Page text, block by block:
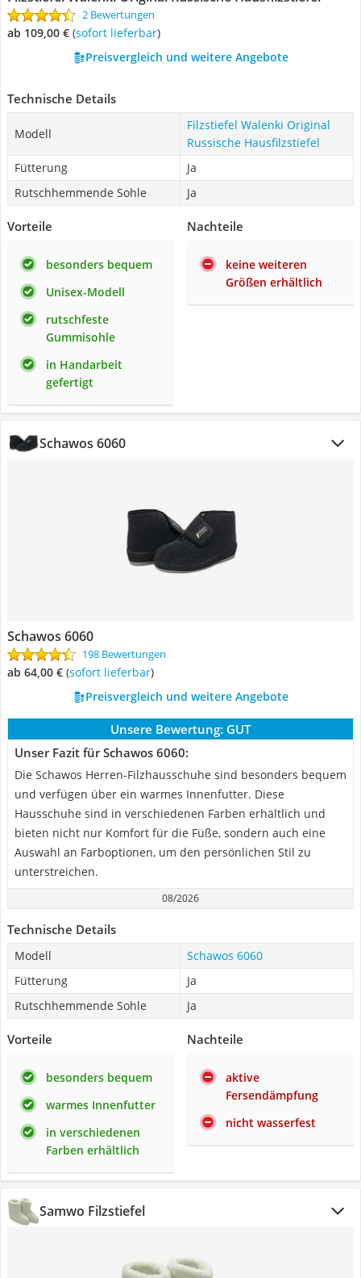
2 Bewertungen
ab 109,00 € ( Sofort lieferbar)
Preisvergleich und weitere Angebote
Technische Details
Modell
Filzstiefel Walenki Original
Russische Hausfilzstiefel
Fütterung
Ja
Rutschhemmende Sohle
Ja
Vorteile
besonders bequem
Unisex-Modell
rutschfeste
Gummisohle
in Handarbeit
gefertigt
Nachteile
keine weiteren
Größen erhältlich
Schawos 6060
Schawos 6060
198 Bewertungen
ab 64,00 € ( Sofort lieferbar)
Preisvergleich und weitere Angebote
Unsere Bewertung: GUT
Unser Fazit für Schawos 6060:
Die Schawos Herren-Filzhausschuhe sind besonders bequem
und verfügen über ein warmes Innenfutter. Diese
Hausschuhe sind in verschiedenen Farben erhältlich und
bieten nicht nur Komfort für die Füße, sondern auch eine
Auswahl an Farboptionen, um den persönlichen Stil zu
unterstreichen.
08/2026
Technische Details
Modell
Schawos 6060
Fütterung
Ja
Rutschhemmende Sohle
Ja
Vorteile
besonders bequem
warmes Innenfutter
in verschiedenen
Farben erhältlich
Nachteile
aktive
Fersendämpfung
nicht wasserfest
Samwo Filzstiefel